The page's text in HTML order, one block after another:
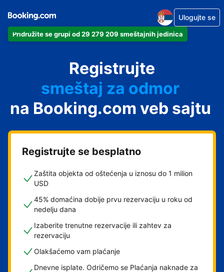
Pridružite se grupi od 29 279 209 smeštajnih jedinica
Ulogujte se
Registrujte
apartman
hotel
smeštaj za odmor
pansion
hostel
na Booking.com veb sajtu
Registrujte se besplatno
Zaštita objekta od oštećenja u iznosu do 1 milion
USD
45% domaćina dobije prvu rezervaciju u roku od
nedelju dana
Izaberite trenutne rezervacije ili zahtev za
rezervaciju
Olakšaćemo vam plaćanje
Dnevne isplate. Odričemo se Plaćanja naknade za